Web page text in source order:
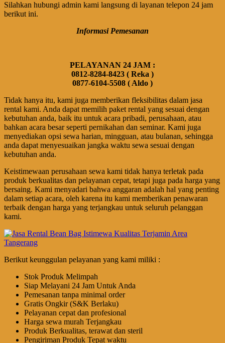
Silahkan hubungi admin kami langsung di layanan telepon 24 jam
berikut ini.
Informasi Pemesanan
PELAYANAN 24 JAM :
0812-8284-8423 ( Reka )
0877-6104-5508 ( Aldo )
Tidak hanya itu, kami juga memberikan fleksibilitas dalam jasa
rental kami. Anda dapat memilih paket rental yang sesuai dengan
kebutuhan anda, baik itu untuk acara pribadi, perusahaan, atau
bahkan acara besar seperti pernikahan dan seminar. Kami juga
menyediakan opsi sewa harian, mingguan, atau bulanan, sehingga
anda dapat menyesuaikan jangka waktu sewa sesuai dengan
kebutuhan anda.
Keistimewaan perusahaan sewa kami tidak hanya terletak pada
produk berkualitas dan pelayanan cepat, tetapi juga pada harga yang
bersaing. Kami menyadari bahwa anggaran adalah hal yang penting
dalam setiap acara, oleh karena itu kami memberikan penawaran
terbaik dengan harga yang terjangkau untuk seluruh pelanggan
kami.
Berikut keunggulan pelayanan yang kami miliki :
Stok Produk Melimpah
Siap Melayani 24 Jam Untuk Anda
Pemesanan tanpa minimal order
Gratis Ongkir (S&K Berlaku)
Pelayanan cepat dan profesional
Harga sewa murah Terjangkau
Produk Berkualitas, terawat dan steril
Pengiriman Produk Tepat waktu